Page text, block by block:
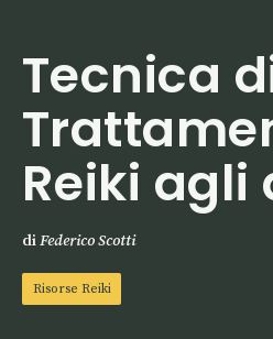
Tecnica
Reiki agli
diFederico Scotti
Risorse Reiki